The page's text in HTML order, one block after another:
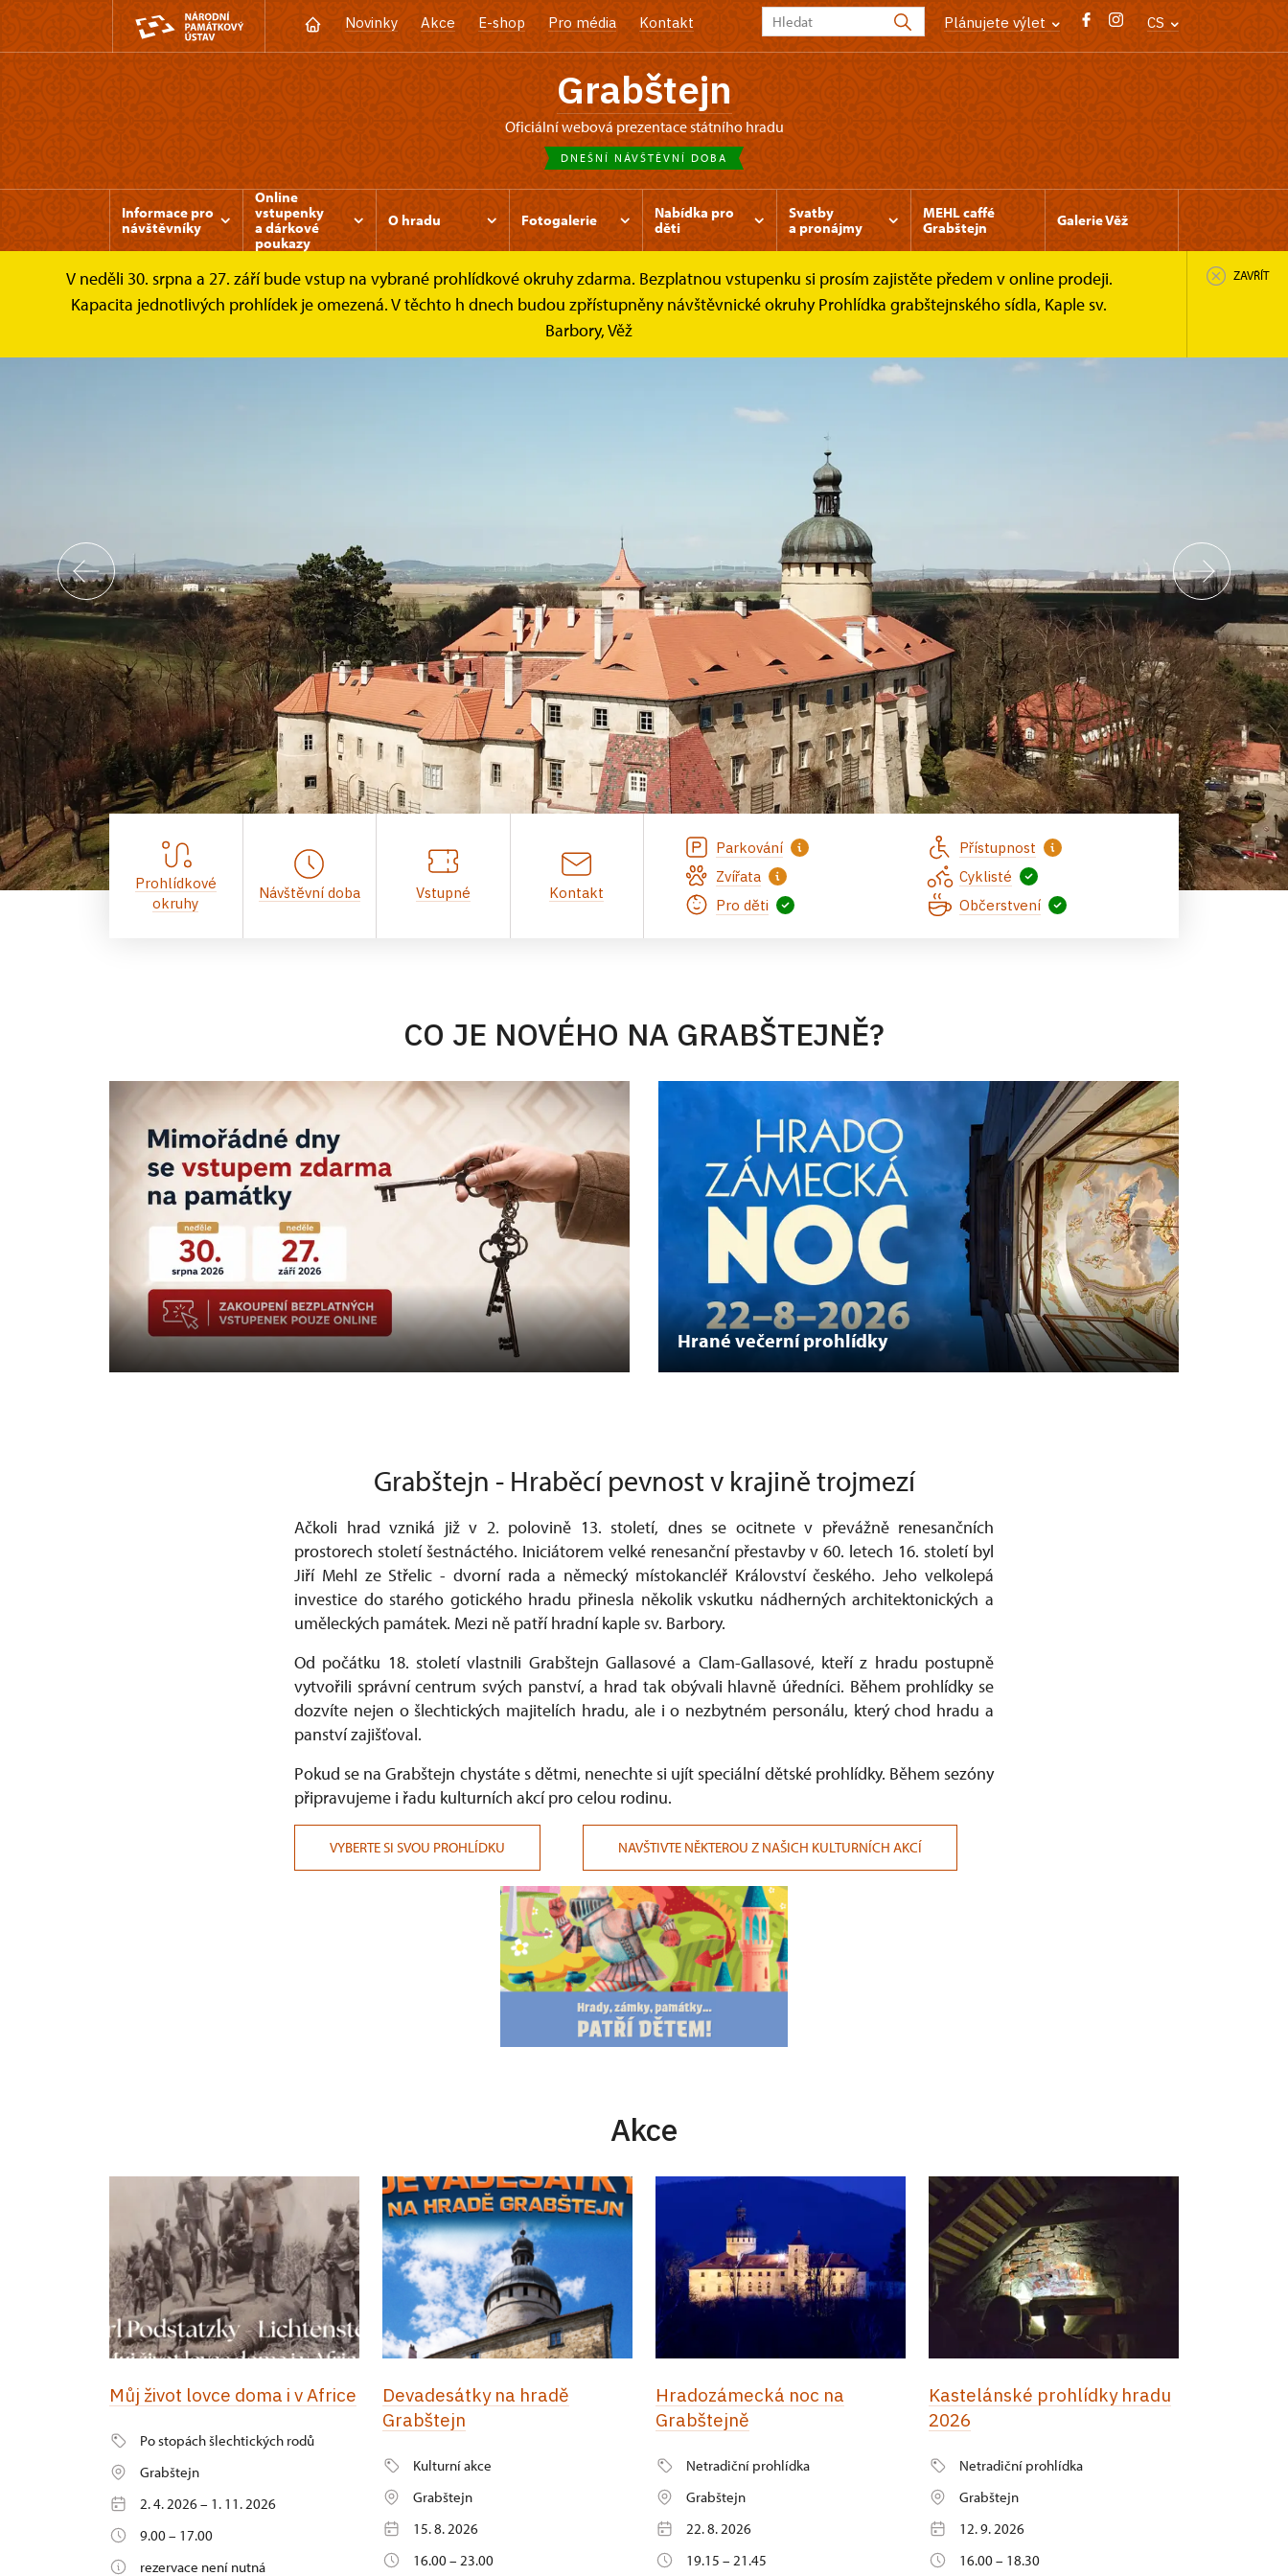
Novinky Akce E-shop Pro média Kontakt Plánujete výlet CS
Grabštejn
oficiální webová prezentace státního hradu
DNEŠNÍ NÁVŠTĚVNÍ DOBA
Informace pro
návštěvníky
Online
vstupenky
a dárkové
poukazy
O hradu Fotogalerie
Nabídka pro
děti
Svatby
a pronájmy
MEHL caffé
Grabštejn
Galerie Věž
V neděli 30. srpna a 27. září bude vstup na vybrané prohlídkové okruhy zdarma. Bezplatnou vstupenku si prosím zajistěte předem v online prodeji.
Kapacita jednotlivých prohlídek je omezená. V těchto h dnech budou zpřístupněny návštěvnické okruhy Prohlídka grabštejnského sídla, Kaple sv.
Barbory, Věž
ZAVŘÍT
Hrad se zámeckým areálem od SZ
Prohlídkové
okruhy
Návštěvní doba Vstupné Kontakt
Parkování
Přístupnost
Zvířata
Cyklisté
Pro děti
Občerstvení
CO JE NOVÉHO NA GRABŠTEJNĚ?
Hrané večerní prohlídky
Grabštejn - Hraběcí pevnost v krajině trojmezí
Ačkoli hrad vzniká již v 2. polovině 13. století, dnes se ocitnete v převážně renesančních
prostorech století šestnáctého. Iniciátorem velké renesanční přestavby v 60. letech 16. století byl
Jiří Mehl ze Střelic - dvorní rada a německý místokancléř Království českého. Jeho velkolepá
investice do starého gotického hradu přinesla několik vskutku nádherných architektonických a
uměleckých památek. Mezi ně patří hradní kaple sv. Barbory.
Od počátku 18. století vlastnili Grabštejn Gallasové a Clam-Gallasové, kteří z hradu postupně
vytvořili správní centrum svých panství, a hrad tak obývali hlavně úředníci. Během prohlídky se
dozvíte nejen o šlechtických majitelích hradu, ale i o nezbytném personálu, který chod hradu a
panství zajišťoval.
Pokud se na Grabštejn chystáte s dětmi, nenechte si ujít speciální dětské prohlídky. Během sezóny
připravujeme i řadu kulturních akcí pro celou rodinu.
VYBERTE SI SVOU PROHLÍDKU NAVŠTIVTE NĚKTEROU Z NAŠICH KULTURNÍCH AKCÍ
Akce
Můj život lovce doma i v Africe
Po stopách šlechtických rodů
Grabštejn
2. 4. 2026 – 1. 11. 2026
9.00 – 17.00
rezervace není nutná
Devadesátky na hradě
Grabštejn
Kulturní akce
Grabštejn
15. 8. 2026
16.00 – 23.00
Hradozámecká noc na
Grabštejně
Netradiční prohlídka
Grabštejn
22. 8. 2026
19.15 – 21.45
Kastelánské prohlídky hradu
2026
Netradiční prohlídka
Grabštejn
12. 9. 2026
16.00 – 18.30